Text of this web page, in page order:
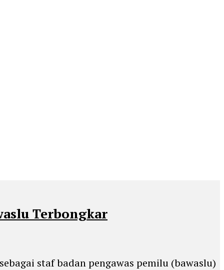
Terbongkar
staf badan pengawas pemilu (bawaslu)